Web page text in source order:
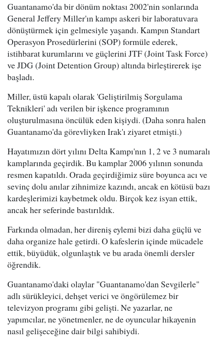
Guantanamo'da bir dönüm noktası 2002'nin sonlarında
General Jeffery Miller'ın kampı askeri bir laboratuvara
dönüştürmek için gelmesiyle yaşandı. Kampın Standart
Operasyon Prosedürlerini (SOP) formüle ederek,
istihbarat kurumlarını ve güçlerini JTF (Joint Task Force)
ve JDG (Joint Detention Group) altında birleştirerek işe
başladı.
Miller, üstü kapalı olarak 'Geliştirilmiş Sorgulama
Teknikleri' adı verilen bir işkence programının
oluşturulmasına öncülük eden kişiydi. (Daha sonra halen
Guantanamo'da görevliyken Irak'ı ziyaret etmişti.)
Hayatımızın dört yılını Delta Kampı'nın 1, 2 ve 3 numaralı
kamplarında geçirdik. Bu kamplar 2006 yılının sonunda
resmen kapatıldı. Orada geçirdiğimiz süre boyunca acı ve
sevinç dolu anılar zihnimize kazındı, ancak en kötüsü bazı
kardeşlerimizi kaybetmek oldu. Birçok kez isyan ettik,
ancak her seferinde bastırıldık.
Farkında olmadan, her direniş eylemi bizi daha güçlü ve
daha organize hale getirdi. O kafeslerin içinde mücadele
ettik, büyüdük, olgunlaştık ve bu arada önemli dersler
öğrendik.
Guantanamo'daki olaylar "Guantanamo'dan Sevgilerle"
adlı sürükleyici, dehşet verici ve öngörülemez bir
televizyon programı gibi gelişti. Ne yazarlar, ne
yapımcılar, ne yönetmenler, ne de oyuncular hikayenin
nasıl gelişeceğine dair bilgi sahibiydi.